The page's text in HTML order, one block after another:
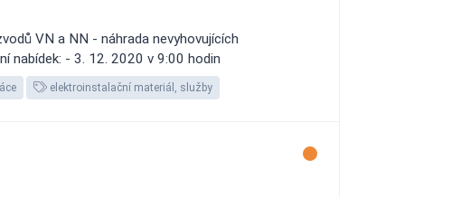
VN a NN - náhrada nevyhovujících
nabídek: - 3. 12. 2020 v 9:00 hodin
elektroinstalační materiál, služby